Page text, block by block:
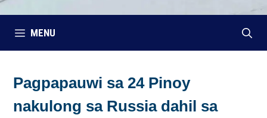
MENU
Pagpapauwi sa 24 Pinoy
nakulong sa Russia dahil sa